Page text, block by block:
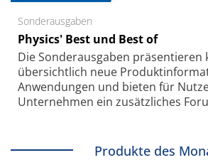
Sonderausgaben
Physics' Best und Best of
Die Sonder­ausgaben präsentieren
übersichtlich neue
Anwendungen und bieten für
Unternehmen ein zusätzliches
Produkte des